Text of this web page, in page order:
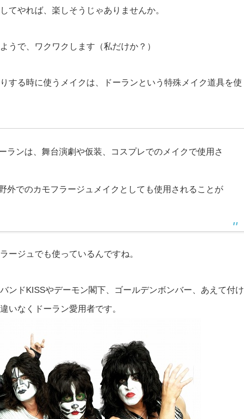
てやれば、楽しそうじゃありませんか。
うで、ワクワクします（私だけか？）
する時に使うメイクは、ドーランという特殊メイク道具を使
ランは、舞台演劇や仮装、コスプレでのメイクで使用さ
外でのカモフラージュメイクとしても使用されることが
ージュでも使っているんですね。
ンドKISSやデーモン閣下、ゴールデンボンバー、あえて付け
いなくドーラン愛用者です。